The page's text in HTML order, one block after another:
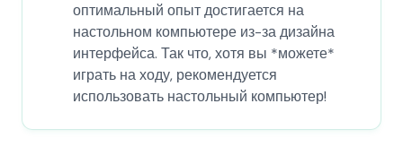
оптимальный опыт достигается на
настольном компьютере из-за дизайна
интерфейса. Так что, хотя вы *можете*
играть на ходу, рекомендуется
использовать настольный компьютер!